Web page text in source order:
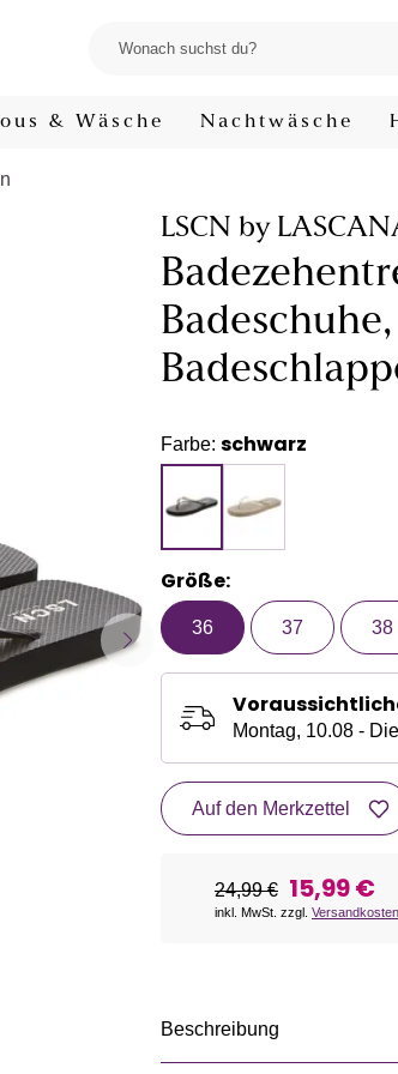
& Wäsche Nachtwäsche
LSCN by
Farbe: schwarz
Größe:
36 37 38
Montag, 10.08 -
Auf den Merkzettel
24,99 € 15,99 €
inkl. MwSt. zzgl. Versandkosten
Beschreibung